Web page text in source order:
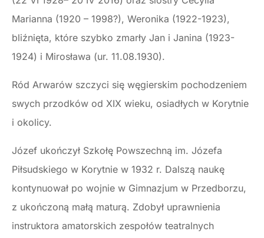
Marianna (1920 – 1998?), Weronika (1922-1923),
bliźnięta, które szybko zmarły Jan i Janina (1923-
1924) i Mirosława (ur. 11.08.1930).
Ród Arwarów szczyci się węgierskim pochodzeniem
swych przodków od XIX wieku, osiadłych w Korytnie
i okolicy.
Józef ukończył Szkołę Powszechną im. Józefa
Piłsudskiego w Korytnie w 1932 r. Dalszą naukę
kontynuował po wojnie w Gimnazjum w Przedborzu,
z ukończoną małą maturą. Zdobył uprawnienia
instruktora amatorskich zespołów teatralnych